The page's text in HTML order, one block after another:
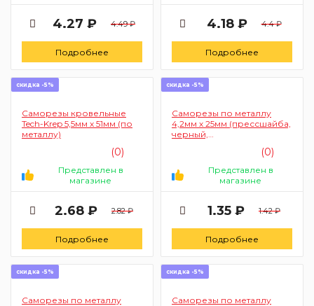
4.27 ₽ 4.49 ₽
Подробнее
4.18 ₽ 4.4 ₽
Подробнее
скидка -5%
Саморезы кровельные
Tech-Krep 5,5мм х 51мм (по
металлу)
(0)
Представлен в
магазине
2.68 ₽ 2.82 ₽
Подробнее
скидка -5%
Саморезы по металлу
4,2мм х 25мм (прессшайба,
черный,
(0)
Представлен в
магазине
1.35 ₽ 1.42 ₽
Подробнее
скидка -5%
Саморезы по металлу
скидка -5%
Саморезы по металлу